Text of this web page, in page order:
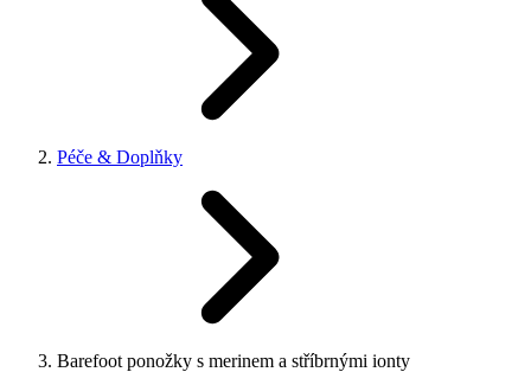
Péče & Doplňky
Barefoot ponožky s merinem a stříbrnými ionty